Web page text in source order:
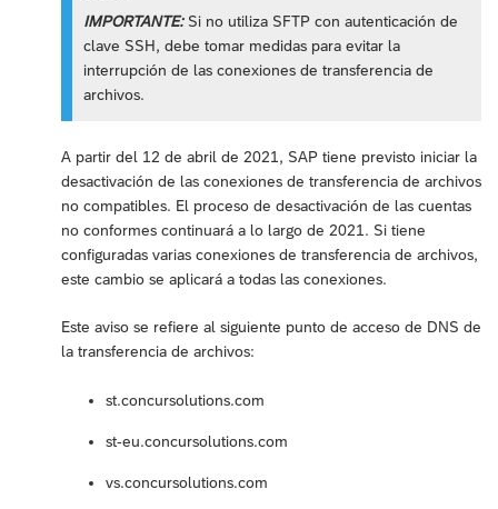
IMPORTANTE:Si no utiliza SFTP con autenticación de
clave SSH, debe tomar medidas para evitar la
interrupción de las conexiones de transferencia de
archivos.
A partir del 12 de abril de 2021, SAP tiene previsto iniciar la
desactivación de las conexiones de transferencia de archivos
no compatibles. El proceso de desactivación de las cuentas
no conformes continuará a lo largo de 2021. Si tiene
configuradas varias conexiones de transferencia de archivos,
este cambio se aplicará a todas las conexiones.
Este aviso se refiere al siguiente punto de acceso de DNS de
la transferencia de archivos:
st.concursolutions.com
st-eu.concursolutions.com
vs.concursolutions.com